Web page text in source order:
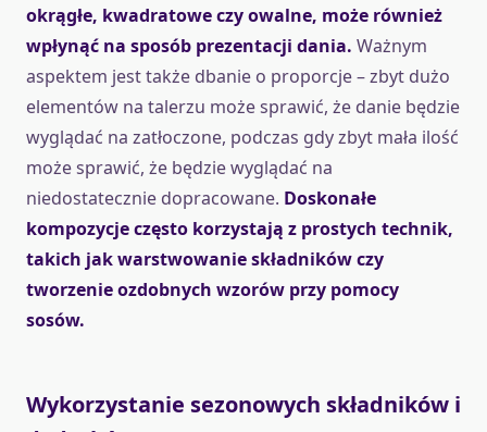
okrągłe, kwadratowe czy owalne, może również
wpłynąć na sposób prezentacji dania. Ważnym
aspektem jest także dbanie o proporcje – zbyt dużo
elementów na talerzu może sprawić, że danie będzie
wyglądać na zatłoczone, podczas gdy zbyt mała ilość
może sprawić, że będzie wyglądać na
niedostatecznie dopracowane. Doskonałe
kompozycje często korzystają z prostych technik,
takich jak warstwowanie składników czy
tworzenie ozdobnych wzorów przy pomocy
sosów.
Wykorzystanie sezonowych składników i